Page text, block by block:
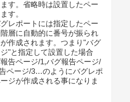
す。省略時は設置したペー
す。
レポートには指定したペー
層に自動的に番号が振られ
作成されます。つまり"バグ
"と指定して設置した場合
告ページ/1,バグ報告ページ/
ページ/3…のようにバグレポ
ジが作成される事になりま